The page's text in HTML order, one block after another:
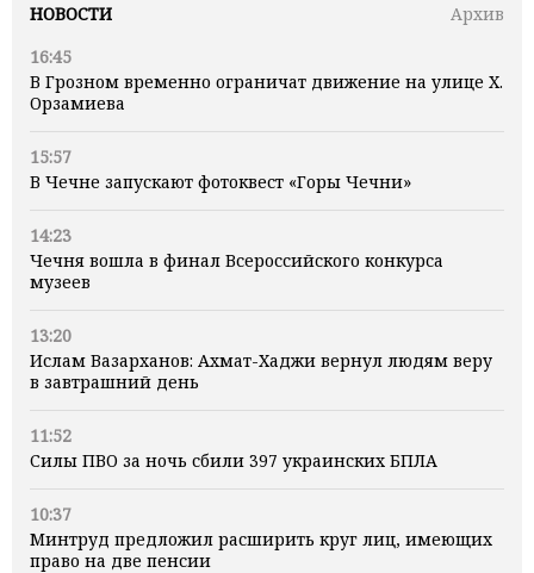
НОВОСТИ
Архив
16:45
В Грозном временно ограничат движение на улице Х.
Орзамиева
15:57
В Чечне запускают фотоквест «Горы Чечни»
14:23
Чечня вошла в финал Всероссийского конкурса
музеев
13:20
Ислам Вазарханов: Ахмат-Хаджи вернул людям веру
в завтрашний день
11:52
Силы ПВО за ночь сбили 397 украинских БПЛА
10:37
Минтруд предложил расширить круг лиц, имеющих
право на две пенсии